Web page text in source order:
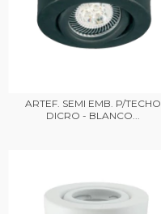
ARTEF. SEMI EMB. P/TECHO
DICRO - BLANCO...